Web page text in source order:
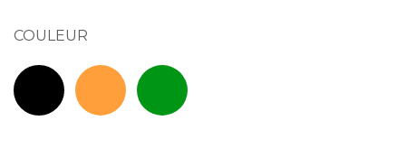
COULEUR
Noir RAL 9005Orange RAL 2004
Vert RAL 6029